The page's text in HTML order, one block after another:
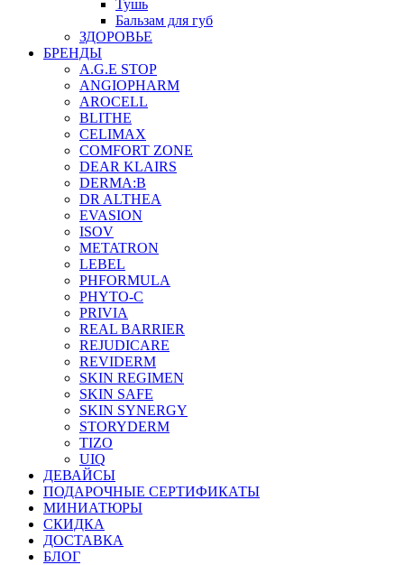
Тушь
Бальзам для губ
ЗДОРОВЬЕ
БРЕНДЫ
A.G.E STOP
ANGIOPHARM
AROCELL
BLITHE
CELIMAX
COMFORT ZONE
DEAR KLAIRS
DERMA:B
DR ALTHEA
EVASION
ISOV
METATRON
LEBEL
PHFORMULA
PHYTO-C
PRIVIA
REAL BARRIER
REJUDICARE
REVIDERM
SKIN REGIMEN
SKIN SAFE
SKIN SYNERGY
STORYDERM
TIZO
UIQ
ДЕВАЙСЫ
ПОДАРОЧНЫЕ СЕРТИФИКАТЫ
МИНИАТЮРЫ
СКИДКА
ДОСТАВКА
БЛОГ